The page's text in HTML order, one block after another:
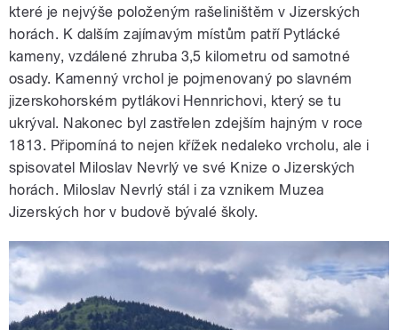
které je nejvýše položeným rašeliništěm v Jizerských
horách. K dalším zajímavým místům patří Pytlácké
kameny, vzdálené zhruba 3,5 kilometru od samotné
osady. Kamenný vrchol je pojmenovaný po slavném
jizerskohorském pytlákovi Hennrichovi, který se tu
ukrýval. Nakonec byl zastřelen zdejším hajným v roce
1813. Připomíná to nejen křížek nedaleko vrcholu, ale i
spisovatel Miloslav Nevrlý ve své Knize o Jizerských
horách. Miloslav Nevrlý stál i za vznikem Muzea
Jizerských hor v budově bývalé školy.